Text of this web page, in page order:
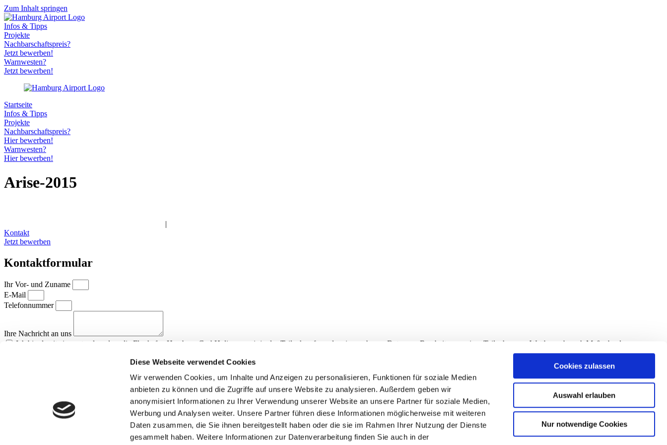
Diese Webseite verwendet Cookies
Wir verwenden Cookies, um Inhalte und Anzeigen zu personalisieren, Funktionen für soziale Medien
anbieten zu können und die Zugriffe auf unsere Website zu analysieren. Außerdem geben wir
anonymisiert Informationen zu Ihrer Verwendung unserer Website an unsere Partner für soziale Medien,
Werbung und Analysen weiter. Unsere Partner führen diese Informationen möglicherweise mit weiteren
Daten zusammen, die Sie ihnen bereitgestellt haben oder die sie im Rahmen Ihrer Nutzung der Dienste
gesammelt haben. Weitere Informationen zur Datenverarbeitung finden Sie auch in der
Cookies zulassen
Auswahl erlauben
Nur notwendige Cookies
Zum Inhalt springen
Infos & Tipps
Projekte
Nachbarschaftspreis?
Jetzt bewerben!
Warnwesten?
Jetzt bewerben!
Startseite
Infos & Tipps
Projekte
Nachbarschaftspreis?
Hier bewerben!
Warnwesten?
Hier bewerben!
Arise-2015
|
Kontakt
Jetzt bewerben
Kontaktformular
Ihr Vor- und Zuname
E-Mail
Telefonnummer
Ihre Nachricht an uns
Ich bin damit einverstanden, dass die Flughafen Hamburg GmbH die von mir in das Teilnahmeformular eingegebenen Daten zur Bearbeitung meiner Teilnahme am Wettbewerb nach Maßgabe des